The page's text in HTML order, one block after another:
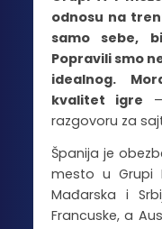
odnosu na
samo sebe,
Popravili smo
idealnog.
kvalitet igre
razgovoru za sajt
Španija je
mesto u Grupi
Mađarska i
Francuske, a